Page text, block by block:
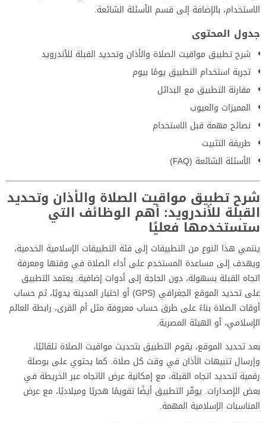
الاستخدام، بالإضافة إلى قسم الأسئلة الشائعة.
جدول المحتوى
شرح تطبيق مواقيت الصلاة والأذان وتحديد القبلة للأندرويد
تجربة استخدام التطبيق يومًا بيوم
مقارنة التطبيق مع البدائل
المميزات والعيوب
نصائح مهمة قبل الاستخدام
طريقة التثبيت
الأسئلة الشائعة (FAQ)
شرح تطبيق مواقيت الصلاة والأذان وتحديد
القبلة للأندرويد: أهم الوظائف التي
ستستخدمها فعليًا
ينتمي هذا النوع من التطبيقات إلى فئة التطبيقات الإسلامية الخدمية،
ويهدف إلى مساعدة المستخدم على أداء الصلاة في وقتها ومعرفة
اتجاه القبلة بسهولة، دون الحاجة إلى أدوات إضافية. يعتمد التطبيق
على تحديد الموقع الجغرافي (GPS) أو اختيار المدينة يدويًا، ثم حساب
أوقات الصلاة بناءً على طرق حساب معروفة مثل أم القرى، رابطة العالم
الإسلامي، أو الهيئة المصرية.
بعد تحديد الموقع، يقوم التطبيق بتحديث مواقيت الصلاة تلقائيًا،
وإرسال تنبيهات الأذان في وقت كل صلاة. كما يحتوي على بوصلة
رقمية لتحديد اتجاه القبلة، مع إمكانية عرض الاتجاه عبر الخريطة في
بعض الإصدارات. يوفّر التطبيق أيضًا تقويمًا هجريًا وميلاديًا، مع عرض
المناسبات الإسلامية المهمة.